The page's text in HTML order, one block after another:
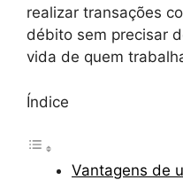
realizar transações
débito sem precisar
vida de quem
Índice
Vantagens de